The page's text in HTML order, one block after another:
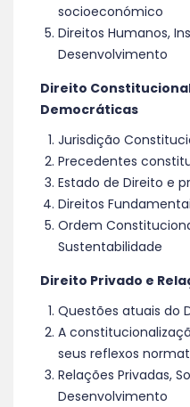
socioeconómico
Direitos Humanos,
Desenvolvimento
Direito
Democráticas
Jurisdição
Precedentes
Estado de Direito e
Direitos
Ordem
Sustentabilidade
Direito Privado e
Questões atuais do
A
seus reflexos
Relações Privadas,
Desenvolvimento